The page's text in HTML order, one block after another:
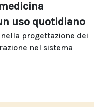
uso quotidiano
progettazione dei
nel sistema